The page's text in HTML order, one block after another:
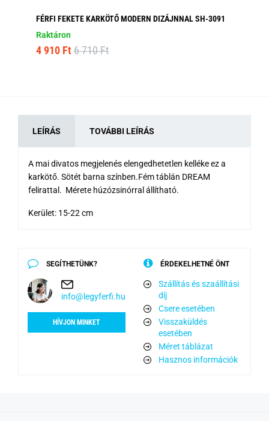
FÉRFI FEKETE KARKÖTŐ MODERN DIZÁJNNAL SH-3091
Raktáron
4 910 Ft 6 710 Ft
LEÍRÁS TOVÁBBI LEÍRÁS
A mai divatos megjelenés elengedhetetlen kelléke ez a
karkötő. Sötét barna színben.Fém táblán DREAM
felirattal. Mérete húzózsinórral állítható.
Kerület: 15-22 cm
SEGÍTHETÜNK?
info@legyferfi.hu
HÍVJON MINKET
ÉRDEKELHETNÉ ÖNT
Szállítás és szaállítási
díj
Csere esetében
Visszaküldés
esetében
Méret táblázat
Hasznos információk